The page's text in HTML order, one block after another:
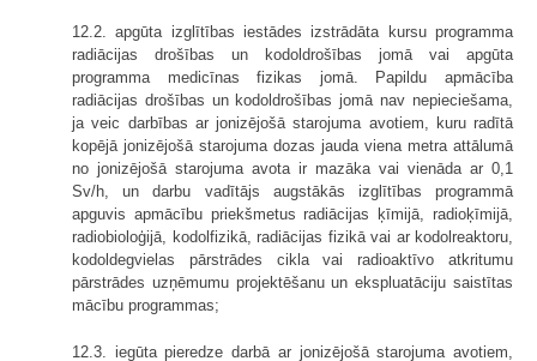
12.2. apgūta izglītības iestādes izstrādāta kursu programma
radiācijas drošības un kodoldrošības jomā vai apgūta
programma medicīnas fizikas jomā. Papildu apmācība
radiācijas drošības un kodoldrošības jomā nav nepieciešama,
ja veic darbības ar jonizējošā starojuma avotiem, kuru radītā
kopējā jonizējošā starojuma dozas jauda viena metra attālumā
no jonizējošā starojuma avota ir mazāka vai vienāda ar 0,1
Sv/h, un darbu vadītājs augstākās izglītības programmā
apguvis apmācību priekšmetus radiācijas ķīmijā, radioķīmijā,
radiobioloģijā, kodolfizikā, radiācijas fizikā vai ar kodolreaktoru,
kodoldegvielas pārstrādes cikla vai radioaktīvo atkritumu
pārstrādes uzņēmumu projektēšanu un ekspluatāciju saistītas
mācību programmas;
12.3. iegūta pieredze darbā ar jonizējošā starojuma avotiem,